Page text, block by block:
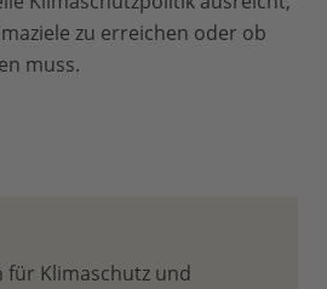
zu erreichen oder ob
muss.
für Klimaschutz und